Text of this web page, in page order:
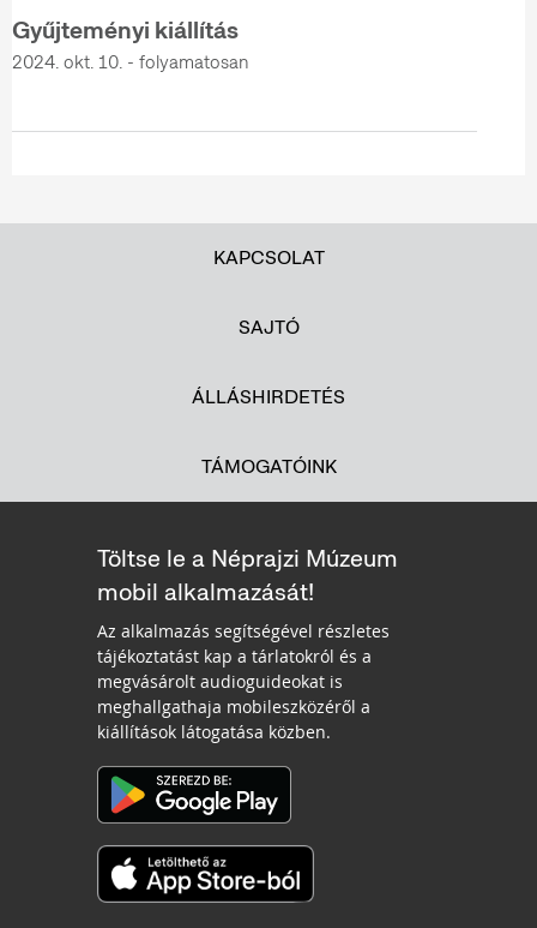
Gyűjteményi kiállítás
2024. okt. 10. - folyamatosan
KAPCSOLAT
SAJTÓ
ÁLLÁSHIRDETÉS
TÁMOGATÓINK
Töltse le a Néprajzi Múzeum
mobil alkalmazását!
Az alkalmazás segítségével részletes
tájékoztatást kap a tárlatokról és a
megvásárolt audioguideokat is
meghallgathaja mobileszközéről a
kiállítások látogatása közben.